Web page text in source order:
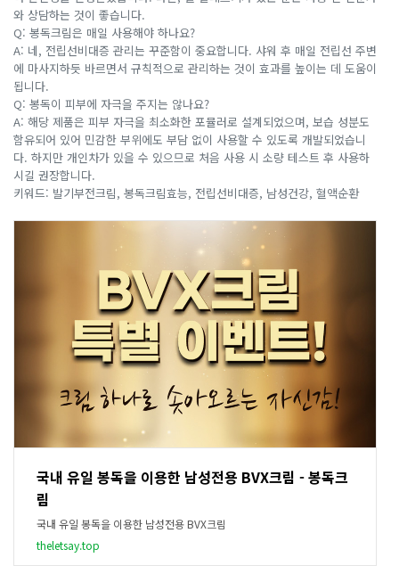
와 상담하는 것이 좋습니다.
Q: 봉독크림은 매일 사용해야 하나요?
A: 네, 전립선비대증 관리는 꾸준함이 중요합니다. 샤워 후 매일 전립선 주변
에 마사지하듯 바르면서 규칙적으로 관리하는 것이 효과를 높이는 데 도움이
됩니다.
Q: 봉독이 피부에 자극을 주지는 않나요?
A: 해당 제품은 피부 자극을 최소화한 포뮬러로 설계되었으며, 보습 성분도
함유되어 있어 민감한 부위에도 부담 없이 사용할 수 있도록 개발되었습니
다. 하지만 개인차가 있을 수 있으므로 처음 사용 시 소량 테스트 후 사용하
시길 권장합니다.
키워드: 발기부전크림, 봉독크림효능, 전립선비대증, 남성건강, 혈액순환
국내 유일 봉독을 이용한 남성전용 BVX크림 - 봉독크
림
국내 유일 봉독을 이용한 남성전용 BVX크림
theletsay.top